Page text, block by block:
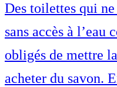
Des toilettes qui
sans accès à l’eau
obligés de mettre
acheter du savon.